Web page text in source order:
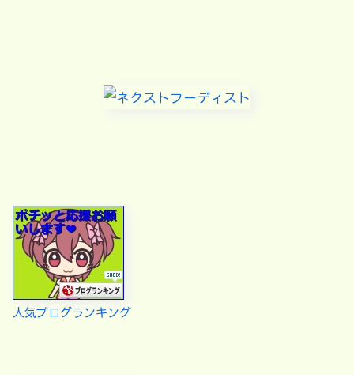
人気ブログランキング